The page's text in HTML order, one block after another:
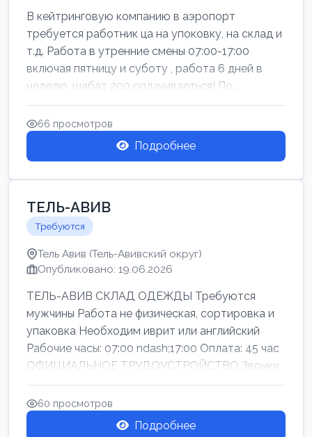
В кейтринговую компанию в аэропорт
требуется работник ца на упоковку, на склад и
т.д. Работа в утренние смены 07:00-17:00
включая пятницу и суботу , работа 6 дней в
неделю, шабат 200 оплачиваеться! По...
66 просмотров
Подробнее
ТЕЛЬ-АВИВ
Требуются
Тель Авив (Тель-Авивский округ)
Опубликовано: 19.06.2026
ТЕЛЬ-АВИВ СКЛАД ОДЕЖДЫ Требуются
мужчины Работа не физическая, сортировка и
упаковка Необходим иврит или английский
Рабочие часы: 07:00 ndash;17:00 Оплата: 45 час
ОФИЦИАЛЬНОЕ ТРУДОУСТРОЙСТВО Звонки
60 просмотров
Подробнее